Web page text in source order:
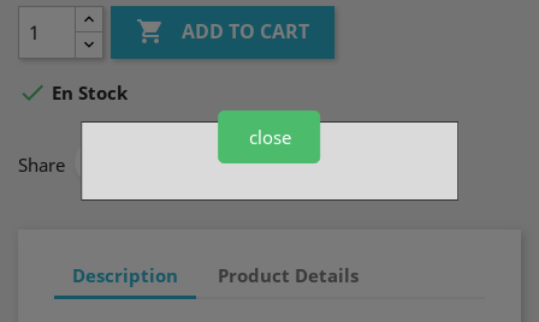
 ADD TO CART
 En Stock
Share
Description Product Details
close